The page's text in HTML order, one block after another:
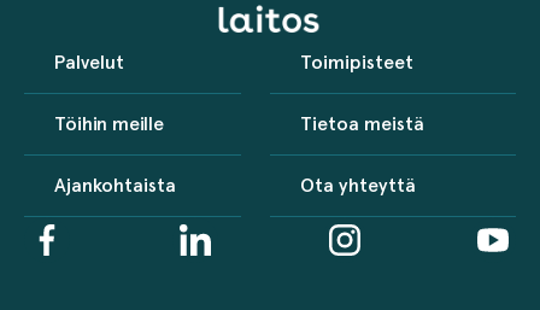
Palvelut Toimipisteet
Töihin meille Tietoa meistä
Ajankohtaista Ota yhteyttä